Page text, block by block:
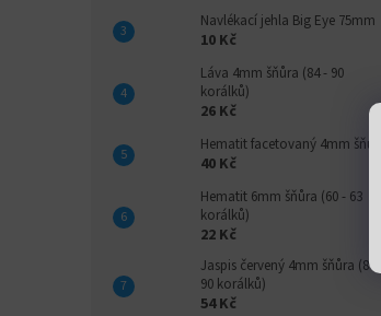
Navlékací jehla Big Eye 75mm
10 Kč
Láva 4mm šňůra (84 - 90
korálků)
26 Kč
Hematit facetovaný 4mm šňůra
40 Kč
Hematit 6mm šňůra (60 - 63
korálků)
22 Kč
Jaspis červený 4mm šňůra (84 -
90 korálků)
54 Kč